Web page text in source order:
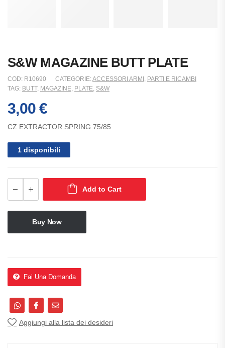
S&W MAGAZINE BUTT PLATE
COD: R10690 CATEGORIE:ACCESSORI ARMI , PARTI E RICAMBI
TAG: BUTT, MAGAZINE, PLATE, S&W
3,00€
CZ EXTRACTOR SPRING 75/85
1 disponibili
Add to Cart
Buy Now
Fai Una Domanda
Aggiungi alla lista dei desideri